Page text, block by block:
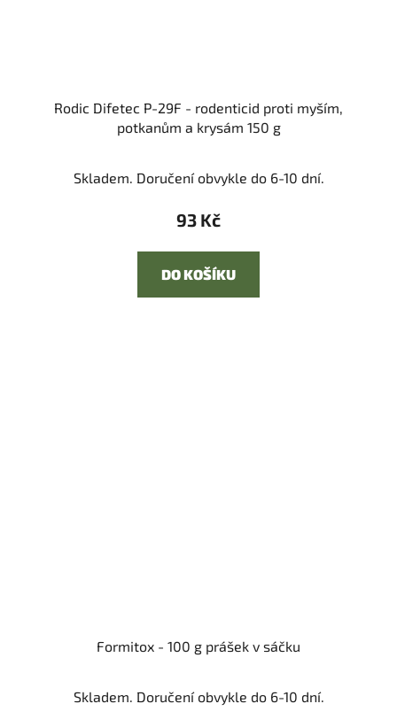
Rodic Difetec P-29F - rodenticid proti myším,
potkanům a krysám 150 g
Skladem. Doručení obvykle do 6-10 dní.
93 Kč
DO KOŠÍKU
Formitox - 100 g prášek v sáčku
Skladem. Doručení obvykle do 6-10 dní.